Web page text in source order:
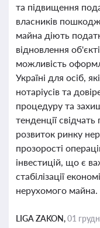
та підвищення
власників
майна діють
відновлення
можливість
Україні для осіб,
нотаріусів та
процедуру та
тенденції
розвиток ринку
прозорості
інвестицій, що є
стабілізації
нерухомого майна.
LIGA ZAKON,01